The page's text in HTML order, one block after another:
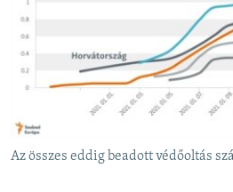
Az összes eddig beadott védőoltás